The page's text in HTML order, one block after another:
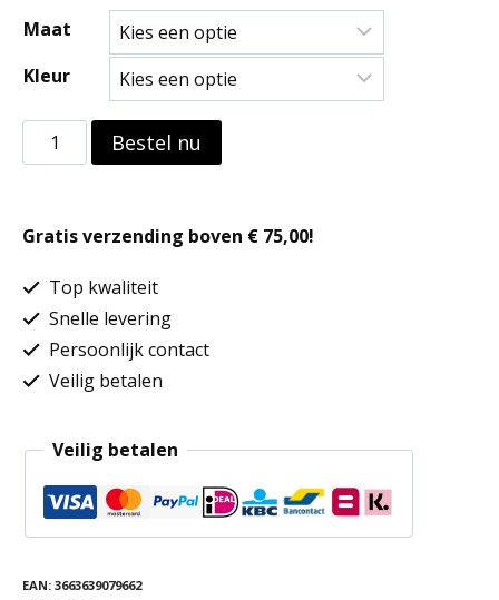
Maat
Kleur
Toilettas
van
aantal
Bestel nu
Gratis verzending boven € 75,00!
Top kwaliteit
Snelle levering
Persoonlijk contact
Veilig betalen
Veilig betalen
EAN: 3663639079662